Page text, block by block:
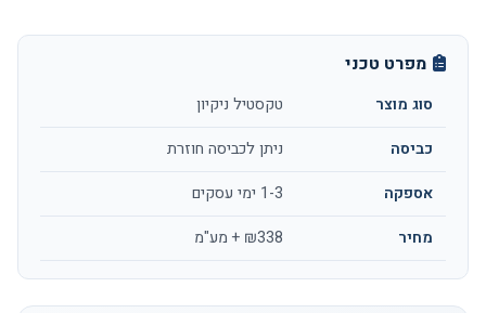
מפרט טכני
סוג מוצר
טקסטיל ניקיון
כביסה
ניתן לכביסה חוזרת
אספקה
1-3 ימי עסקים
מחיר
₪338 + מע"מ